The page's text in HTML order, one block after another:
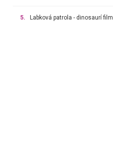
5. Labková patrola - dinosaurí film